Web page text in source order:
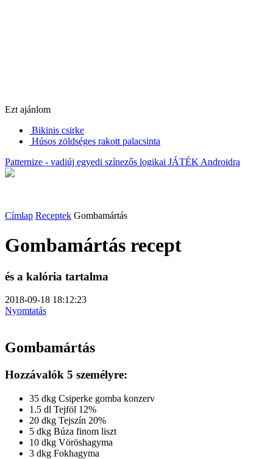
Ezt ajánlom
Bikinis csirke
Húsos zöldséges rakott palacsinta
Patternize - vadiúj egyedi színezős logikai JÁTÉK Androidra
Címlap Receptek Gombamártás
Gombamártás recept
és a kalória tartalma
2018-09-18 18:12:23
Nyomtatás
Gombamártás
Hozzávalók 5 személyre:
35 dkg Csiperke gomba konzerv
1.5 dl Tejföl 12%
20 dkg Tejszín 20%
5 dkg Búza finom liszt
10 dkg Vöröshagyma
3 dkg Fokhagyma